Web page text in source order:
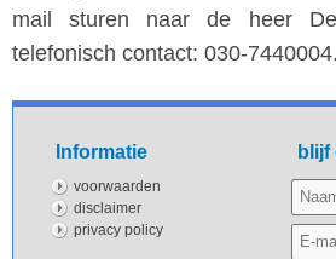
mail sturen naar de heer
telefonisch contact: 030-7440004.
Informatie
voorwaarden
disclaimer
privacy policy
blijf